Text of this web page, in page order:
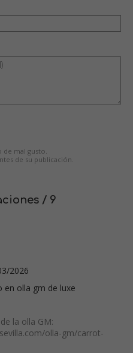
mal gusto.
de su publicación.
/ 9
2026
en olla gm de luxe
la olla GM:
olla-gm/carrot-